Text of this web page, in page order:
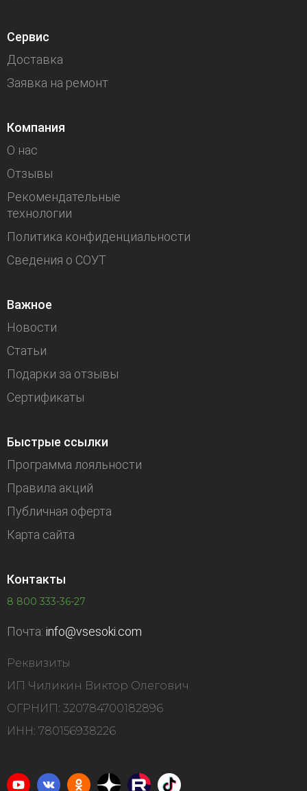
Сервис
Доставка
Заявка на ремонт
Компания
О нас
Отзывы
Рекомендательные
технологии
Политика конфиденциальности
Сведения о СОУТ
Важное
Новости
Статьи
Подарки за отзывы
Сертификаты
Быстрые ссылки
Программа лояльности
Правила акций
Публичная оферта
Карта сайта
Контакты
8 800 333-36-27
Почта: info@vsesoki.com
Реквизиты
ИП Чиликин Виктор Олегович
ОГРНИП: 320784700182896
ИНН: 780156938226